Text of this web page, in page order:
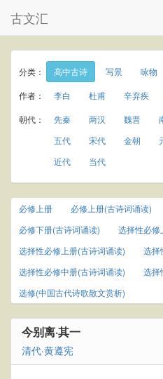
古文汇
分类： 高中古诗 写景 咏物
诗经
民谣 乐府
初中古诗
小学文言文
唐诗三百首
古诗三百首
古诗十九首
七夕节
中秋节 重阳
作者： 李白 杜甫 辛弃疾
孟浩然
于谦 李商隐
温庭筠
岑参 曾巩
庾信
贾岛
白居易
苏轼 李清照
朝代： 先秦 两汉 魏晋
五代
宋代 金朝
近代
当代
必修上册 必修上册(古诗词诵读)
必修下册(古诗词诵读)
选择性必修
选择性必修上册(古诗词诵读)
选择
选择性必修中册(古诗词诵读)
选择
选修(中国古代诗歌散文赏析)
今别离·其一
清代·黄遵宪